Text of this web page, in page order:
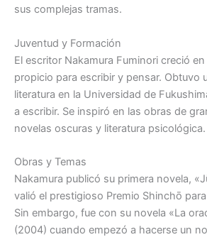
sus complejas tramas.
Juventud y Formación
El escritor Nakamura Fuminori creció
propicio para escribir y pensar. Obtuvo
literatura en la Universidad de
a escribir. Se inspiró en las obras de
novelas oscuras y literatura psicológica.
Obras y Temas
Nakamura publicó su primera novela,
valió el prestigioso Premio Shinchō
Sin embargo, fue con su novela «La
(2004) cuando empezó a hacerse un